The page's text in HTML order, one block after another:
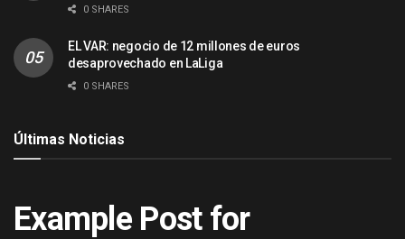
0 SHARES
EL VAR: negocio de 12 millones de euros
desaprovechado en LaLiga
0 SHARES
Últimas Noticias
ACTUALIDAD
Example Post for